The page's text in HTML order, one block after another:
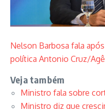
Nelson Barbosa fala
política Antonio Cruz/
Veja também
Ministro fala sobre
Ministro diz que